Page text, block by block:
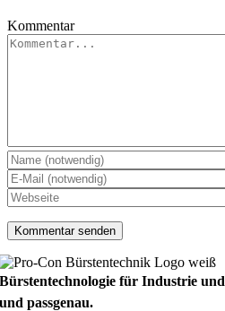
Kommentar
Bürstentechnologie für Industrie
und passgenau.